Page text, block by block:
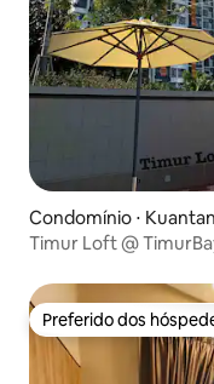
Condomínio ⋅ Kuantan
Timur Loft @
Preferido dos
Preferido dos